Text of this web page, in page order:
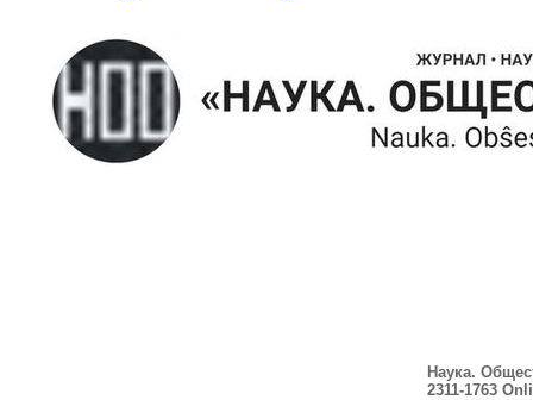
Наука.
2311-1763